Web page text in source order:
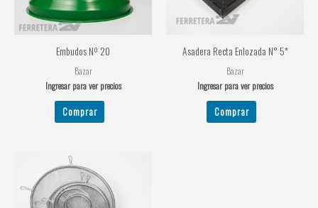
Embudos Nº 20
Bazar
Ingresar para ver precios
Comprar
Asadera Recta Enlozada N° 5*
Bazar
Ingresar para ver precios
Comprar